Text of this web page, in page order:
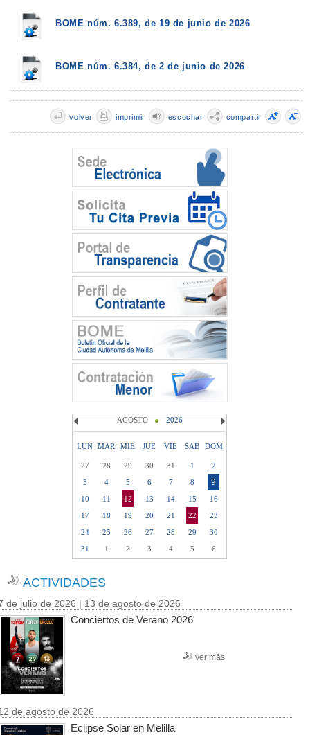
BOME núm. 6.389, de 19 de junio de 2026
BOME núm. 6.384, de 2 de junio de 2026
compartir
escuchar
imprimir
volver
AGOSTO 2026
LUN MAR MIE JUE VIE SAB DOM
27 28 29 30 31 1
2
3
4 5 6 7 8 9
10 11 12 13 14 15
16
17
18 19 20 21 22
23
24
25 26 27 28 29
30
31
1 2 3 4 5 6
ACTIVIDADES
de julio de 2026 | 13 de agosto de 2026
Conciertos de Verano 2026
ver más
de agosto de 2026
Eclipse Solar en Melilla